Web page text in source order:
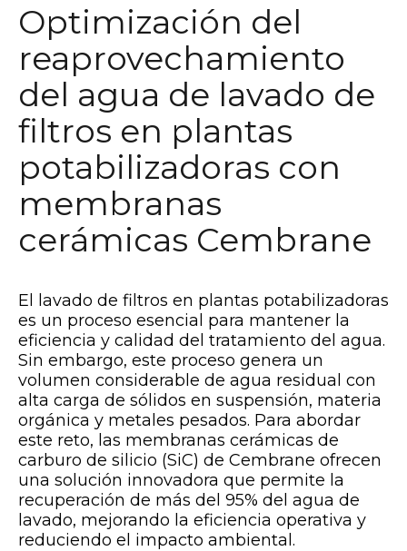
Optimización del
reaprovechamiento
del agua de lavado de
filtros en plantas
potabilizadoras con
membranas
cerámicas Cembrane
El lavado de filtros en plantas potabilizadoras
es un proceso esencial para mantener la
eficiencia y calidad del tratamiento del agua.
Sin embargo, este proceso genera un
volumen considerable de agua residual con
alta carga de sólidos en suspensión, materia
orgánica y metales pesados. Para abordar
este reto, las membranas cerámicas de
carburo de silicio (SiC) de Cembrane ofrecen
una solución innovadora que permite la
recuperación de más del 95% del agua de
lavado, mejorando la eficiencia operativa y
reduciendo el impacto ambiental.